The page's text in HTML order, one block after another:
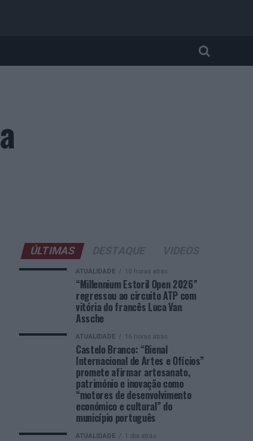
ÚLTIMAS
ATUALIDADE 10 horas atrás
“Millennium Estoril Open 2026”
regressou ao circuito ATP com
vitória do francês Luca Van
Assche
ATUALIDADE 16 horas atrás
Castelo Branco: “Bienal
Internacional de Artes e Ofícios”
promete afirmar artesanato,
património e inovação como
“motores de desenvolvimento
económico e cultural” do
município português
ATUALIDADE 1 dia atrás